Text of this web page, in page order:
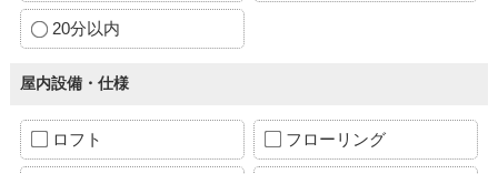
20分以内
屋内設備・仕様
ロフト フローリング